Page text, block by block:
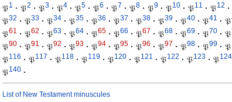
𝔓1 · 𝔓2 · 𝔓3 · 𝔓4 · 𝔓5 · 𝔓6 · 𝔓7 · 𝔓8 · 𝔓9 · 𝔓10 · 𝔓11 · 𝔓12 ·
𝔓32 · 𝔓33 · 𝔓34 · 𝔓35 · 𝔓36 · 𝔓37 · 𝔓38 · 𝔓39 · 𝔓40 · 𝔓41 · 𝔓
𝔓61 · 𝔓62 · 𝔓63 · 𝔓64 · 𝔓65 · 𝔓66 · 𝔓67 · 𝔓68 · 𝔓69 · 𝔓70 · 𝔓
𝔓90 · 𝔓91 · 𝔓92 · 𝔓93 · 𝔓94 · 𝔓95 · 𝔓96 · 𝔓97 · 𝔓98 · 𝔓99 · 𝔓
𝔓116 · 𝔓117 · 𝔓118 · 𝔓119 · 𝔓120 · 𝔓121 · 𝔓122 · 𝔓123 · 𝔓124
𝔓140 ·
List of New Testament minuscules